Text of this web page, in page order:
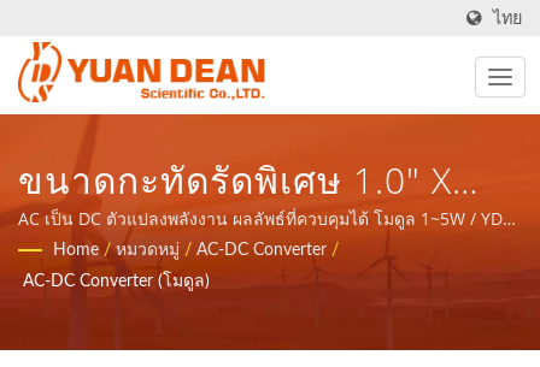
ไทย
ขนาดกะทัดรัดพิเศษ 1.0" X
1.0" X 0.64" โมดูลพลังงาน
AC-DC สำหรับระบบจ่ายไฟ
AC เป็น DC ตัวแปลงพลังงาน ผลลัพธ์ที่ควบคุมได้ โมดูล 1~5W / YDS
ก่อตั้งขึ้นในปี 1990 ที่ไทเป ไต้หวัน และโรงงานของเรา Ho Mao
electronics ก่อตั้งขึ้นในปี 1995 ที่เซียะเหมิน ประเทศจีน เราเป็นผู้
Home / หมวดหมู่ / AC-DC Converter /
AC-DC Converter (โมดูล)